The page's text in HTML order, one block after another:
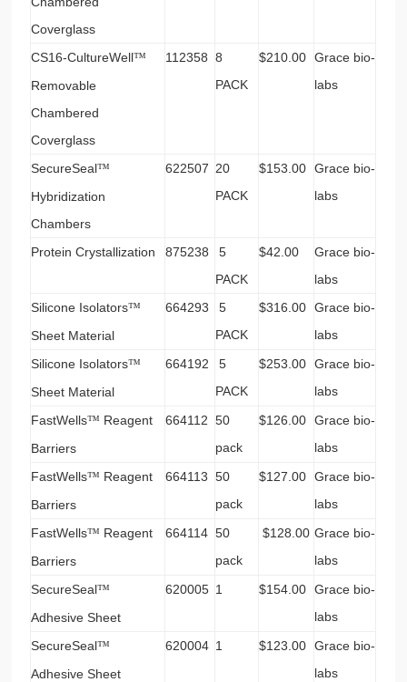
Coverglass
CS16-CultureWell™
Removable
Chambered
Coverglass
112358 8
PACK
$210.00 Grace bio-
labs
SecureSeal™
Hybridization
Chambers
622507 20
PACK
$153.00 Grace bio-
labs
Protein Crystallization 875238
5
PACK
$42.00
Grace bio-
labs
Silicone Isolators™
Sheet Material
664293
5
PACK
$316.00 Grace bio-
labs
Silicone Isolators™
Sheet Material
664192
5
PACK
$253.00 Grace bio-
labs
FastWells™ Reagent
Barriers
664112 50
pack
$126.00 Grace bio-
labs
FastWells™ Reagent
Barriers
664113 50
pack
$127.00 Grace bio-
labs
FastWells™ Reagent
Barriers
664114 50
pack
$128.00 Grace bio-
labs
SecureSeal™
Adhesive Sheet
620005 1 $154.00 Grace bio-
labs
SecureSeal™
Adhesive Sheet
620004 1 $123.00 Grace bio-
labs